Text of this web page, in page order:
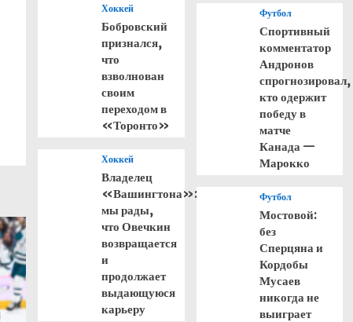
Хоккей
Бобровский
признался,
что
взволнован
своим
переходом в
«Торонто»
Хоккей
Владелец
«Вашингтона»:
мы рады,
что Овечкин
возвращается
и
продолжает
выдающуюся
карьеру
Футбол
Спортивный
комментатор
Андронов
спрогнозировал,
кто одержит
победу в
матче
Канада —
Марокко
Футбол
Мостовой:
без
Сперцяна и
Кордобы
Мусаев
никогда не
выиграет